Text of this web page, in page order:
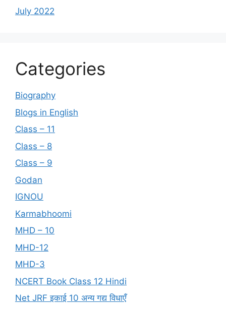
July 2022
Categories
Biography
Blogs in English
Class – 11
Class – 8
Class – 9
Godan
IGNOU
Karmabhoomi
MHD – 10
MHD-12
MHD-3
NCERT Book Class 12 Hindi
Net JRF इकाई 10 अन्य गद्य विधाएँ